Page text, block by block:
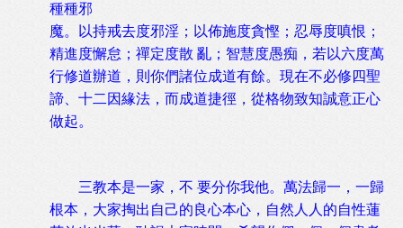
種種邪
魔。以持戒去度邪淫；以佈施度貪慳；忍辱度嗔恨；
精進度懈怠；禪定度散 亂；智慧度愚痴，若以六度萬
行修道辦道，則你們諸位成道有餘。現在不必修四聖
諦、十二因緣法，而成道捷徑，從格物致知誠意正心
做起。
三教本是一家，不 要分你我他。萬法歸一，一歸
根本，大家掏出自己的良心本心，自然人人的自性蓮